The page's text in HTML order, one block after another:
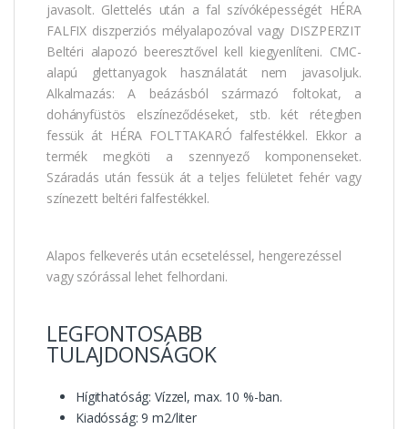
javasolt. Glettelés után a fal szívóképességét HÉRA
FALFIX diszperziós mélyalapozóval vagy DISZPERZIT
Beltéri alapozó beeresztővel kell kiegyenlíteni. CMC-
alapú glettanyagok használatát nem javasoljuk.
Alkalmazás: A beázásból származó foltokat, a
dohányfüstös elszíneződéseket, stb. két rétegben
fessük át HÉRA FOLTTAKARÓ falfestékkel. Ekkor a
termék megköti a szennyező komponenseket.
Száradás után fessük át a teljes felületet fehér vagy
színezett beltéri falfestékkel.
Alapos felkeverés után ecseteléssel, hengerezéssel
vagy szórással lehet felhordani.
LEGFONTOSABB
TULAJDONSÁGOK
Hígithatóság: Vízzel, max. 10 %-ban.
Kiadósság: 9 m2/liter